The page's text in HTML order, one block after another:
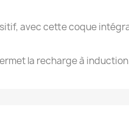
avec cette coque
la recharge à